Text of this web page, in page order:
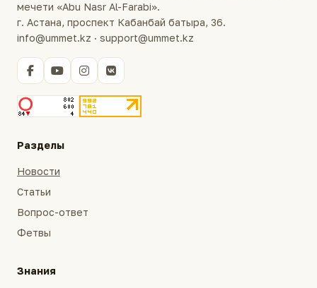
мечети «Abu Nasr Al-Farabi».
г. Астана, проспект Кабанбай батыра, 36.
info@ummet.kz · support@ummet.kz
Разделы
Новости
Статьи
Вопрос-ответ
Фетвы
Знания